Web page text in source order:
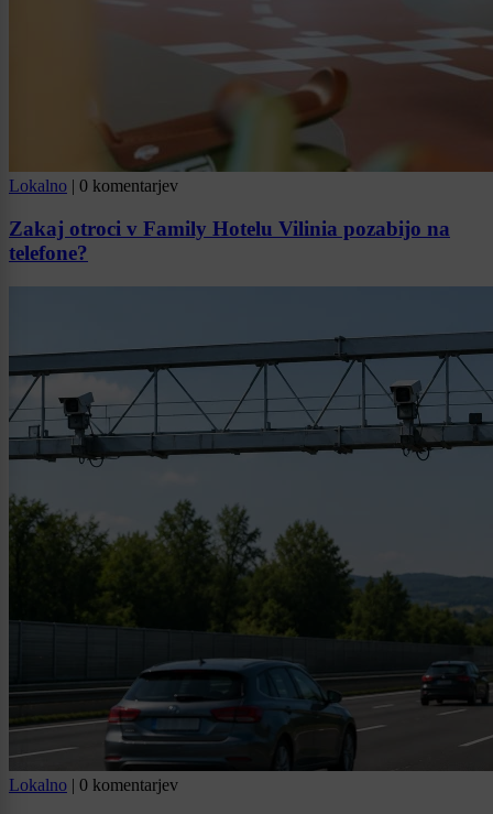
Lokalno | 0 komentarjev
Zakaj otroci v Family Hotelu Vilinia pozabijo na
telefone?
Lokalno | 0 komentarjev